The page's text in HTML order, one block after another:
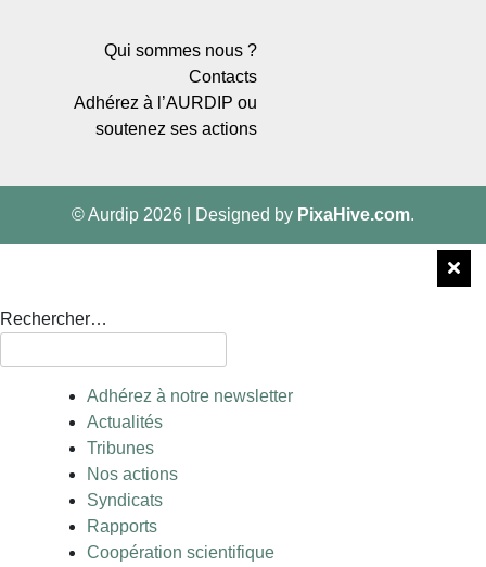
Qui sommes nous ?
Contacts
Adhérez à l’AURDIP ou
soutenez ses actions
© Aurdip 2026 Designed by PixaHive.com.
Rechercher…
Adhérez à notre newsletter
Actualités
Tribunes
Nos actions
Syndicats
Rapports
Coopération scientifique